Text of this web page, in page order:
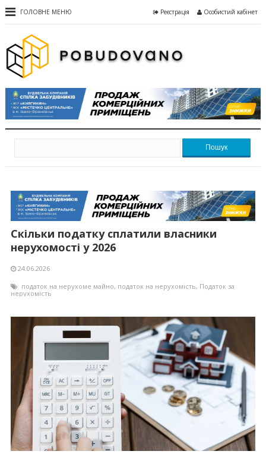
ГОЛОВНЕ МЕНЮ Реєстрація Особистий кабінет
Пошук
Скільки податку сплатили власники
нерухомості у 2026
24.06.2026
податок на нерухоме майно, податок на нерухомість, Податок за
нерухомість